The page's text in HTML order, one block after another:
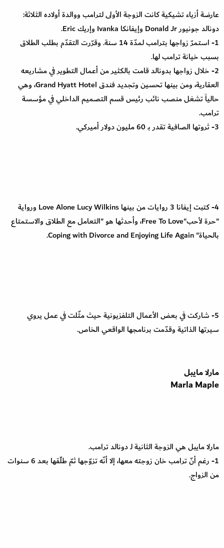
عارضة أزياء تشيكية كانت الزوجة الأولى لترامب ووالدة أولاده الثلاثة:
دونالد جونيور Donald Jr وإيفانكا Ivanka وإريك Eric.
1- استمرّ زواجها بترامب لمدّة 14 سنة. وقرّرت التقدّم بطلب الطلاق
بسبب خيانة ترامب لها.
2- خلال زواجها بدونالد قامت بالكثير من أعمال التطوير في مشاريعه
العقارية، ومن بينها تحسين وتجديد فندق Grand Hyatt Hotel، وهي
حالياً تشغل منصب نائب رئيس قسم التصميم الداخلي في مؤسسة
ترامب.
3- ثروتها الصافية تقدر بـ 60 مليون دولار أميركي.
4- كتبت إيفانا 3 روايات من بينها Love Alone Lucy Wilkins ورواية
"حرة لأحب"Free To Love، وأحدثها هو "التعامل مع الطلاق والاستمتاع
بالحياة" Coping with Divorce and Enjoying Life Again.
5- شاركت في بعض الأعمال التلفزيونية حيث مثّلت في عمل يروي
سيرتها الذاتية وقدّمت برنامجها الواقعي الخاص.
مارلا مايبل
Marla Maple
مارلا مايبل هي الزوجة الثانية لـ دونالد ترامب.
1- رغم أنّ ترامب خان زوجته معها، إلا أنّه تزوّجها ثمّ طلّقها بعد 6 سنوات
من الزواج.